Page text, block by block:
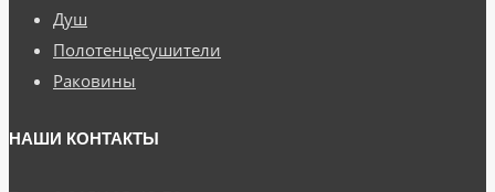
Душ
Полотенцесушители
Раковины
НАШИ КОНТАКТЫ